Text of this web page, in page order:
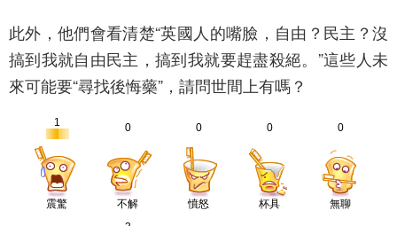
此外，他們會看清楚“英國人的嘴臉，自由？民主？沒
搞到我就自由民主，搞到我就要趕盡殺絕。”這些人未
來可能要“尋找後悔藥”，請問世間上有嗎？
1
震驚
0
不解
0
憤怒
0
杯具
0
無聊